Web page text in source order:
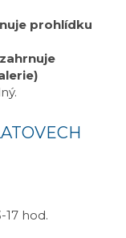
prohlídku
17 hod.